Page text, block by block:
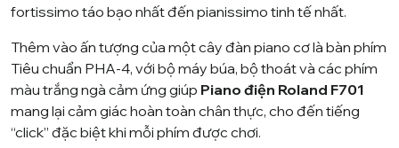
fortissimo táo bạo nhất đến pianissimo tinh tế nhất.
Thêm vào ấn tượng của một cây đàn piano cơ là bàn phím
Tiêu chuẩn PHA-4, với bộ máy búa, bộ thoát và các phím
màu trắng ngà cảm ứng giúp Piano điện Roland F701
mang lại cảm giác hoàn toàn chân thực, cho đến tiếng
“click” đặc biệt khi mỗi phím được chơi.